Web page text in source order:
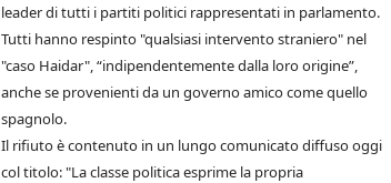
leader di tutti i partiti politici rappresentati in parlamento.
Tutti hanno respinto "qualsiasi intervento straniero" nel
"caso Haidar", “indipendentemente dalla loro origine”,
anche se provenienti da un governo amico come quello
spagnolo.
Il rifiuto è contenuto in un lungo comunicato diffuso oggi
col titolo: "La classe politica esprime la propria